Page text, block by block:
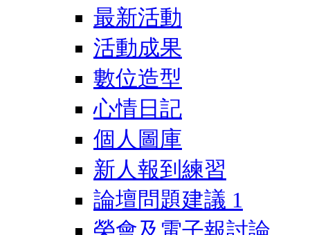
最新活動
活動成果
數位造型
心情日記
個人圖庫
新人報到練習
論壇問題建議 1